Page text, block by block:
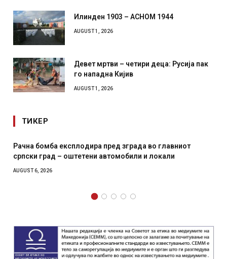
Илинден 1903 – АСНОМ 1944
AUGUST 1, 2026
Девет мртви – четири деца: Русија пак
го нападна Кијив
AUGUST 1, 2026
ТИКЕР
пред зграда во главниот
автомобили и локали
И Данска се
месечна воена